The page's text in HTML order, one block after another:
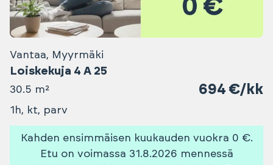
Vantaa, Myyrmäki
Loiskekuja 4 A 25
30.5 m² 694 €/kk
1h, kt, parv
Kahden ensimmäisen kuukauden vuokra 0 €.
Etu on voimassa 31.8.2026 mennessä